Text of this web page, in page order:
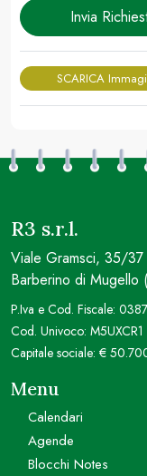
Invia
SCARICA
R3 s.r.l.
Viale Gramsci, 35/
Barberino di Mugello
P.Iva e Cod. Fiscale:
Cod. Univoco:
Capitale sociale: €
Menu
Calendari
Agende
Blocchi Notes